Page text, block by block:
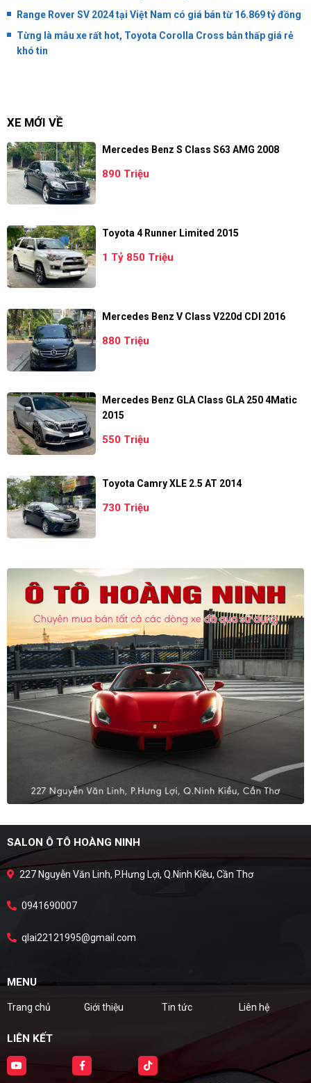
Range Rover SV 2024 tại Việt Nam có giá bán từ 16.869 tỷ đồng
Từng là mẫu xe rất hot, Toyota Corolla Cross bản thấp giá rẻ
khó tin
XE MỚI VỀ
Mercedes Benz S Class S63 AMG 2008
890 Triệu
Toyota 4 Runner Limited 2015
1 Tỷ 850 Triệu
Mercedes Benz V Class V220d CDI 2016
880 Triệu
Mercedes Benz GLA Class GLA 250 4Matic
2015
550 Triệu
Toyota Camry XLE 2.5 AT 2014
730 Triệu
SALON Ô TÔ HOÀNG NINH
227 Nguyễn Văn Linh, P.Hưng Lợi, Q.Ninh Kiều, Cần Thơ
0941690007
qlai22121995@gmail.com
MENU
Trang chủ Giới thiệu Tin tức Liên hệ
LIÊN KẾT